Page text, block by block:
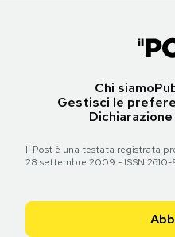
Chi siamo
Gestisci le
Il Post è una testata registrata
28 settembre 2009 - ISSN